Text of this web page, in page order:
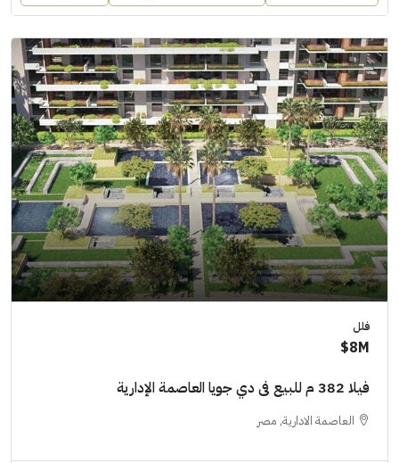
فلل
8M$
فيلا 382 م للبيع فى دي جويا العاصمة الإدارية
العاصمة الادارية, مصر